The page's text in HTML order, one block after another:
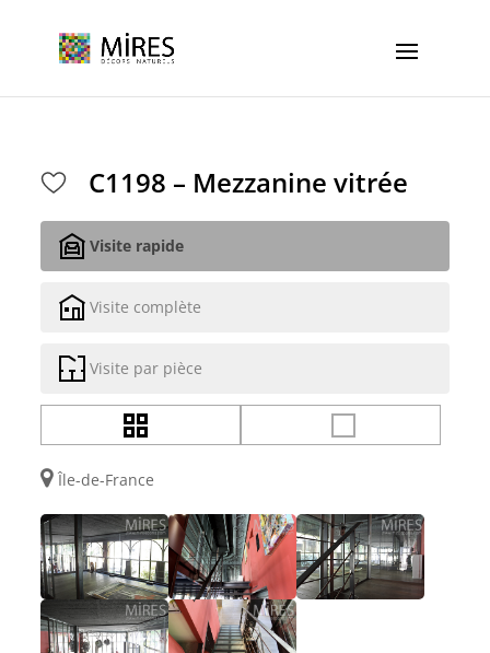
C1198 – Mezzanine vitrée
Visite rapide
Visite complète
Visite par pièce
Île-de-France